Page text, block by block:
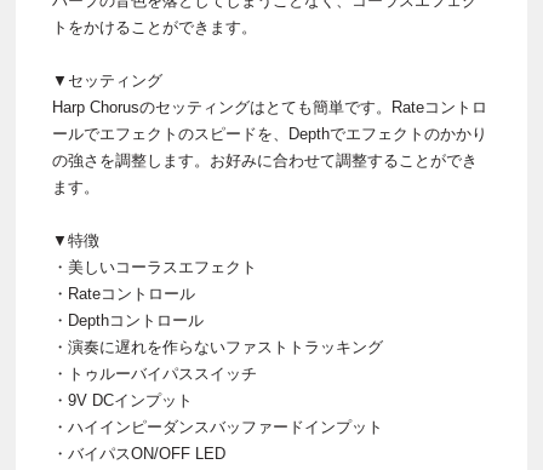
トをかけることができます。
▼セッティング
Harp Chorusのセッティングはとても簡単です。Rateコントロ
ールでエフェクトのスピードを、Depthでエフェクトのかかり
の強さを調整します。お好みに合わせて調整することができ
ます。
▼特徴
・美しいコーラスエフェクト
・Rateコントロール
・Depthコントロール
・演奏に遅れを作らないファストトラッキング
・トゥルーバイパススイッチ
・9V DCインプット
・ハイインピーダンスバッファードインプット
・バイパスON/OFF LED